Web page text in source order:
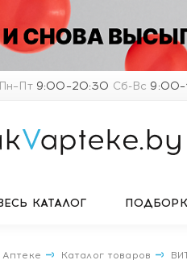
Пн–Пт9:00–20:30 Сб-Вс
КАТАЛОГ
Аптеке Каталог товаров